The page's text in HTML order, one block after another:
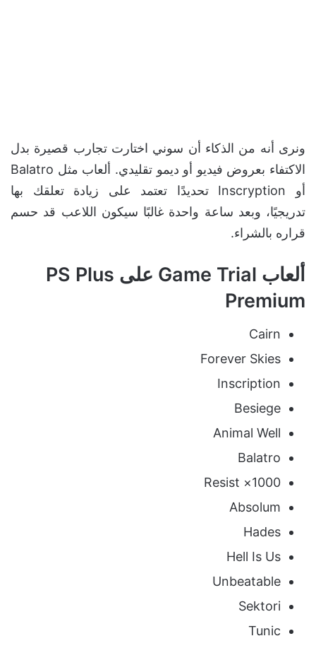
ونرى أنه من الذكاء أن سوني اختارت تجارب قصيرة بدل
الاكتفاء بعروض فيديو أو ديمو تقليدي. ألعاب مثل Balatro
أو Inscryption تحديدًا تعتمد على زيادة تعلقك بها
تدريجيًا، وبعد ساعة واحدة غالبًا سيكون اللاعب قد حسم
قراره بالشراء.
ألعاب Game Trial على PS Plus
Premium
Cairn
Forever Skies
Inscription
Besiege
Animal Well
Balatro
1000× Resist
Absolum
Hades
Hell Is Us
Unbeatable
Sektori
Tunic